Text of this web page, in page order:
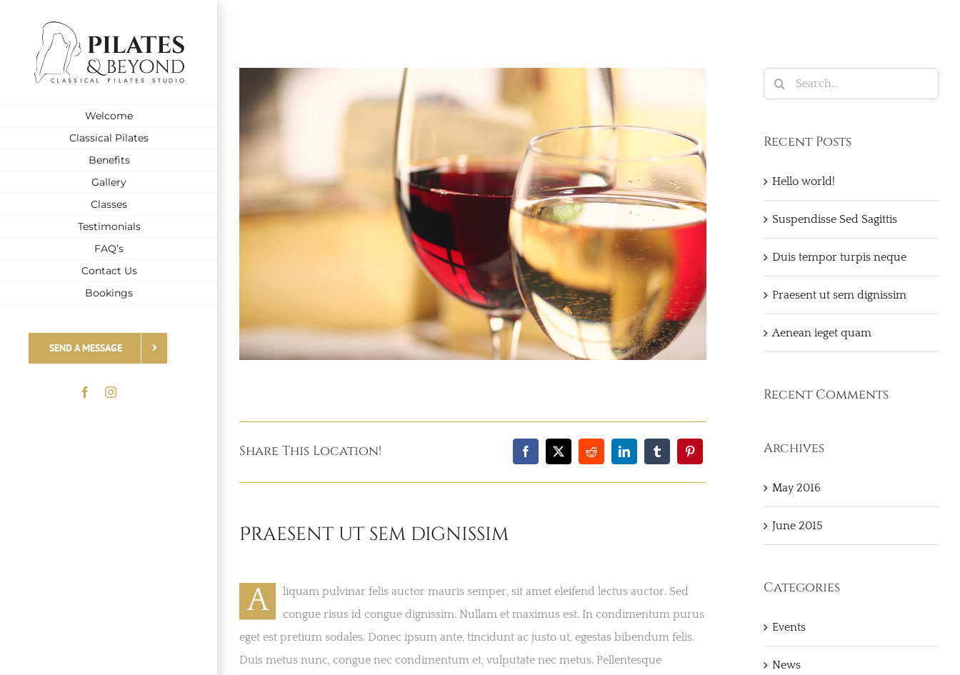
content
Welcome
Classical Pilates
Benefits
Gallery
Classes
Testimonials
FAQ’s
Contact Us
Bookings
SEND A MESSAGE
Larger
Share This Location!
Praesent ut sem dignissim
A
liquam pulvinar felis auctor mauris semper, sit amet eleifend lectus auctor. Sed
congue risus id congue dignissim. Nullam et maximus est. In condimentum purus
eget est pretium sodales. Donec ipsum ante, tincidunt ac justo ut, egestas bibendum felis.
Duis metus nunc, congue nec condimentum et, vulputate nec metus. Pellentesque
Search
for:
Recent Posts
Hello world!
Suspendisse Sed Sagittis
Duis tempor turpis neque
Praesent ut sem dignissim
Aenean ieget quam
Recent Comments
Archives
May 2016
June 2015
Categories
Events
News